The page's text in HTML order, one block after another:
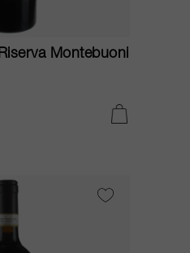
Montebuoni